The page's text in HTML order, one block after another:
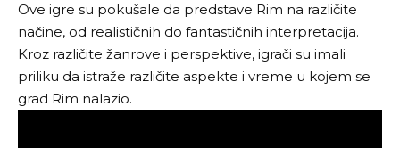
Ove igre su pokušale da predstave Rim na različite
načine, od realističnih do fantastičnih interpretacija.
Kroz različite žanrove i perspektive, igrači su imali
priliku da istraže različite aspekte i vreme u kojem se
grad Rim nalazio.